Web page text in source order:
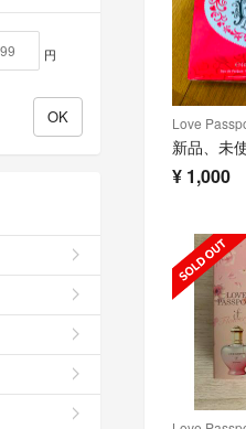
Love
¥ 1,000
円